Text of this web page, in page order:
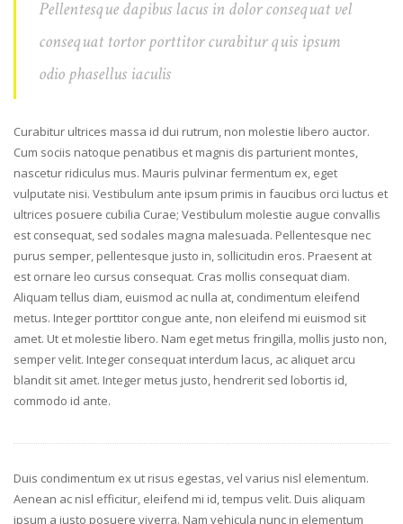
Pellentesque dapibus lacus in dolor consequat vel
consequat tortor porttitor curabitur quis ipsum
odio phasellus iaculis
Curabitur ultrices massa id dui rutrum, non molestie libero auctor.
Cum sociis natoque penatibus et magnis dis parturient montes,
nascetur ridiculus mus. Mauris pulvinar fermentum ex, eget
vulputate nisi. Vestibulum ante ipsum primis in faucibus orci luctus et
ultrices posuere cubilia Curae; Vestibulum molestie augue convallis
est consequat, sed sodales magna malesuada. Pellentesque nec
purus semper, pellentesque justo in, sollicitudin eros. Praesent at
est ornare leo cursus consequat. Cras mollis consequat diam.
Aliquam tellus diam, euismod ac nulla at, condimentum eleifend
metus. Integer porttitor congue ante, non eleifend mi euismod sit
amet. Ut et molestie libero. Nam eget metus fringilla, mollis justo non,
semper velit. Integer consequat interdum lacus, ac aliquet arcu
blandit sit amet. Integer metus justo, hendrerit sed lobortis id,
commodo id ante.
Duis condimentum ex ut risus egestas, vel varius nisl elementum.
Aenean ac nisl efficitur, eleifend mi id, tempus velit. Duis aliquam
ipsum a justo posuere viverra. Nam vehicula nunc in elementum